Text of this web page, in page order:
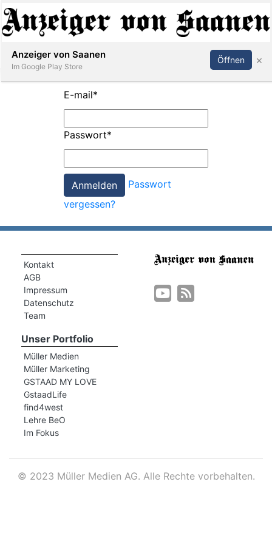
Abonnieren Anmelden
E-mail*
Passwort*
Passwort
vergessen?
Kontakt
AGB
Impressum
Datenschutz
Team
Unser Portfolio
Müller Medien
Müller Marketing
GSTAAD MY LOVE
GstaadLife
find4west
Lehre BeO
Im Fokus
© 2023 Müller Medien AG. Alle Rechte vorbehalten.
Anzeiger von Saanen
Im Google Play Store
Öffnen ×